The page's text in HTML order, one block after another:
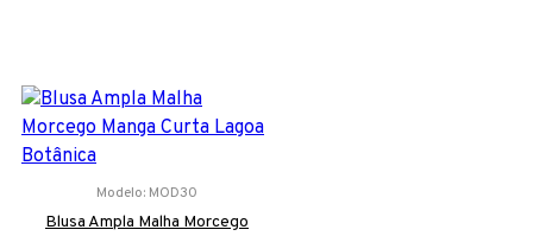
Modelo: MOD30
Blusa Ampla Malha Morcego